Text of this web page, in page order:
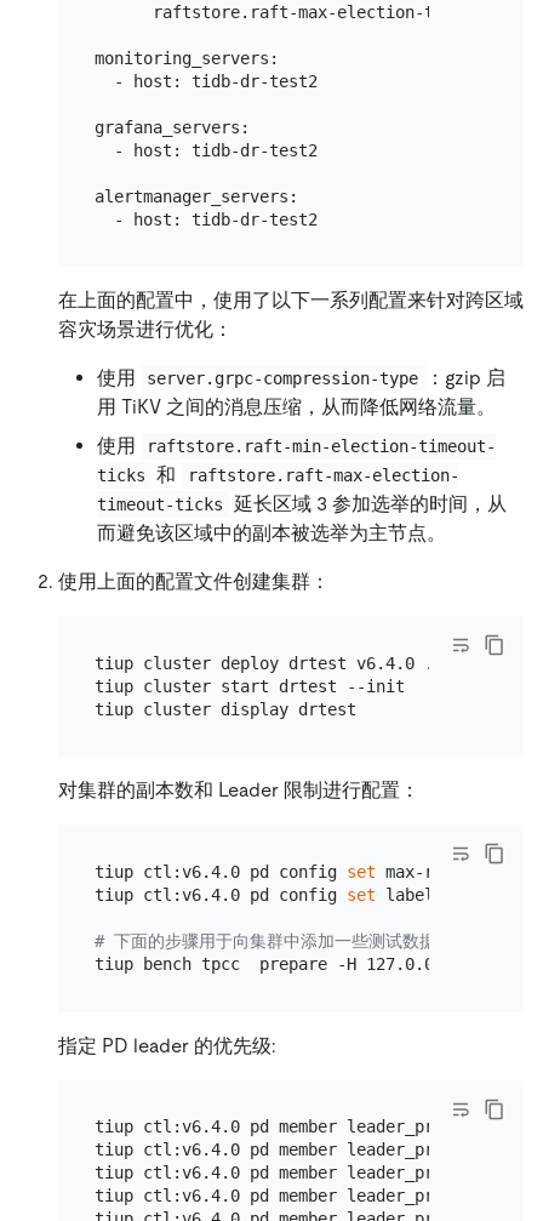
raftstore.raft-max-election-timeout-
monitoring_servers:
  - host: tidb-dr-test2
grafana_servers:
  - host: tidb-dr-test2
alertmanager_servers:
在上面的配置中，使用了以下一系列配置来针对跨区域
容灾场景进行优化：
使用 server.grpc-compression-type
：gzip 启
用 TiKV 之间的消息压缩，从而降低网络流量。
使用
raftstore.raft-min-election-timeout-
ticks
和
raftstore.raft-max-election-
timeout-ticks
延长区域 3 参加选举的时间，从
而避免该区域中的副本被选举为主节点。
使用上面的配置文件创建集群：
tiup cluster deploy drtest v6.4.0 ./topo.yaml
tiup cluster start drtest --init
对集群的副本数和 Leader 限制进行配置：
tiup ctl:v6.4.0 pd config set max-replicas 5
tiup ctl:v6.4.0 pd config set label-property
# 下面的步骤用于向集群中添加一些测试数据，可选
指定 PD leader 的优先级:
tiup ctl:v6.4.0 pd member leader_priority  pd-
tiup ctl:v6.4.0 pd member leader_priority  pd-
tiup ctl:v6.4.0 pd member leader_priority  pd-
tiup ctl:v6.4.0 pd member leader_priority  pd-